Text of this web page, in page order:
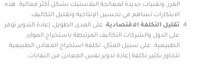
الفرز، وتقنيات جديدة لمعالجة البلاستيك بشكل أكثر فعالية. هذه
الابتكارات تساهم في تحسين الإنتاجية وتقليل التكاليف.
تقليل التكلفة الاقتصادية: على المدى الطويل، إعادة التدوير توفر
على الدول والشركات التكاليف المرتبطة باستخراج الموارد
الطبيعية. على سبيل المثال، تكلفة استخراج المعادن الطبيعية
تتجاوز بكثير تكلفة إعادة تدوير نفس المعادن من النفايات.